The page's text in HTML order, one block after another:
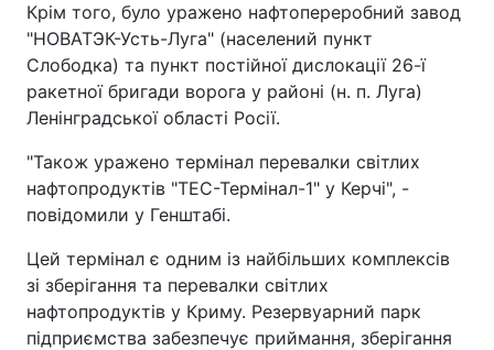
Крім того, було уражено нафтопереробний завод
"НОВАТЭК-Усть-Луга" (населений пункт
Слободка) та пункт постійної дислокації 26-ї
ракетної бригади ворога у районі (н. п. Луга)
Ленінградської області Росії.
"Також уражено термінал перевалки світлих
нафтопродуктів "ТЕС-Термінал-1" у Керчі", -
повідомили у Генштабі.
Цей термінал є одним із найбільших комплексів
зі зберігання та перевалки світлих
нафтопродуктів у Криму. Резервуарний парк
підприємства забезпечує приймання, зберігання